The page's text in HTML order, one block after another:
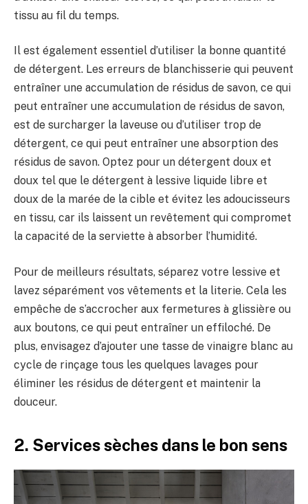
tissu au fil du temps.
Il est également essentiel d’utiliser la bonne quantité
de détergent. Les erreurs de blanchisserie qui peuvent
entraîner une accumulation de résidus de savon, ce qui
peut entraîner une accumulation de résidus de savon,
est de surcharger la laveuse ou d’utiliser trop de
détergent, ce qui peut entraîner une absorption des
résidus de savon. Optez pour un détergent doux et
doux tel que le détergent à lessive liquide libre et
doux de la marée de la cible et évitez les adoucisseurs
en tissu, car ils laissent un revêtement qui compromet
la capacité de la serviette à absorber l’humidité.
Pour de meilleurs résultats, séparez votre lessive et
lavez séparément vos vêtements et la literie. Cela les
empêche de s’accrocher aux fermetures à glissière ou
aux boutons, ce qui peut entraîner un effiloché. De
plus, envisagez d’ajouter une tasse de vinaigre blanc au
cycle de rinçage tous les quelques lavages pour
éliminer les résidus de détergent et maintenir la
douceur.
2. Services sèches dans le bon sens